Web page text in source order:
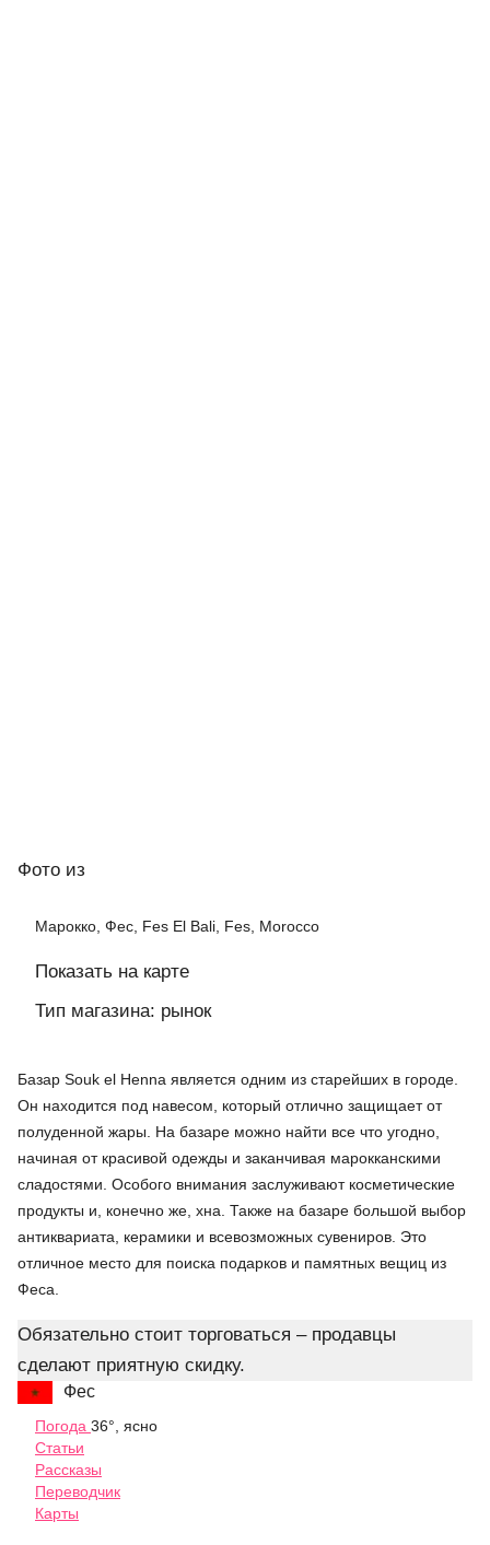
Фото из
Марокко, Фес, Fes El Bali, Fes, Morocco
Показать на карте
Тип магазина: рынок
Базар Souk el Henna является одним из старейших в городе.
Он находится под навесом, который отлично защищает от
полуденной жары. На базаре можно найти все что угодно,
начиная от красивой одежды и заканчивая марокканскими
сладостями. Особого внимания заслуживают косметические
продукты и, конечно же, хна. Также на базаре большой выбор
антиквариата, керамики и всевозможных сувениров. Это
отличное место для поиска подарков и памятных вещиц из
Феса.
Обязательно стоит торговаться – продавцы
сделают приятную скидку.
Фес
Погода 36°, ясно
Статьи
Рассказы
Переводчик
Карты